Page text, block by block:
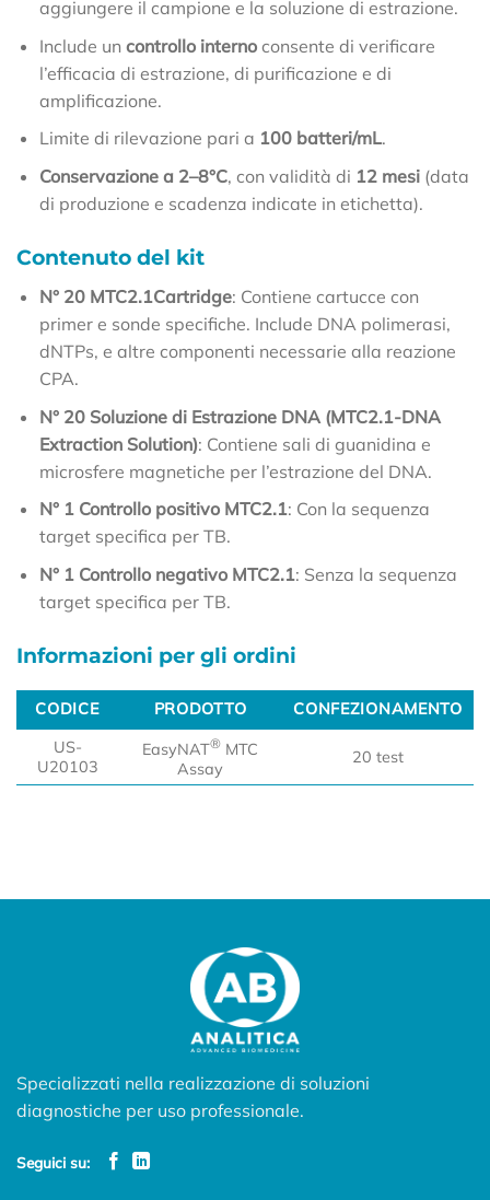
aggiungere il campione e la soluzione di estrazione.
Include un controllo internoconsente di verificare
l’efficacia di estrazione, di purificazione e di
amplificazione.
Limite di rilevazione pari a 100 batteri/mL.
Conservazione a 2–8°C, con validità di 12 mesi(data
di produzione e scadenza indicate in etichetta).
Contenuto del kit
N° 20 MTC2.1Cartridge: Contiene cartucce con
primer e sonde specifiche. Include DNA polimerasi,
dNTPs, e altre componenti necessarie alla reazione
CPA.
N° 20 Soluzione di Estrazione DNA (MTC2.1-DNA
Extraction Solution): Contiene sali di guanidina e
microsfere magnetiche per l’estrazione del DNA.
N° 1 Controllo positivo MTC2.1: Con la sequenza
target specifica per TB.
N° 1 Controllo negativo MTC2.1: Senza la sequenza
target specifica per TB.
Informazioni per gli ordini
CODICE PRODOTTO
CONFEZIONAMENTO
CODICE
PRODOTTO
US-
U20103
EasyNAT® MTC
Assay
20 test
Specializzati nella realizzazione di soluzioni
diagnostiche per uso professionale.
Seguici su: